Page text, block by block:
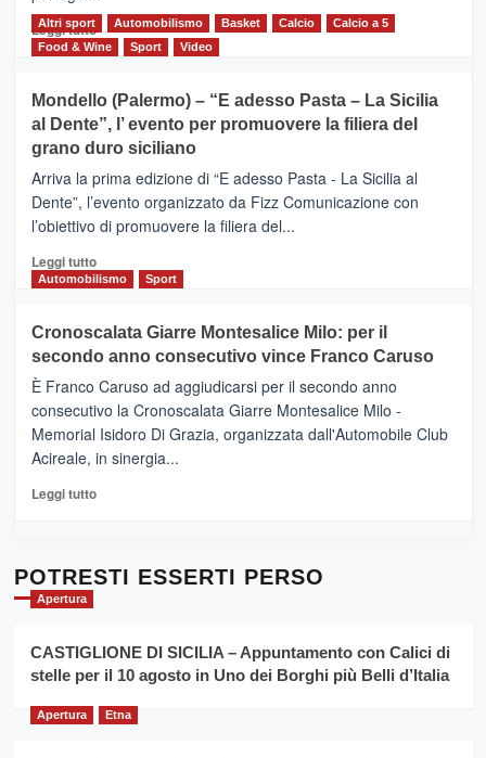
del
territorio,
e
messaggi
di
Leggi tuttoLeggi
di
CASTIGLIONE
DI
SICILIA
(Ct)
–
Il
Borgo
Gusto,
il
tra
sapori
vicoli
medievali
Altri sport Automobilismo Basket Calcio
Calcio a 5
Food & Wine
Sport Video
Mondello (Palermo) – “E adesso Pasta – La Sicilia
al Dente”, l’ evento per promuovere la filiera del
grano duro siciliano
Arriva la prima edizione di “E adesso Pasta - La Sicilia al
Dente”, l’evento organizzato da Fizz Comunicazione con
l’obiettivo di promuovere la filiera del...
Leggi tuttoLeggi
di
Mondello
(Palermo)
–
“E
adesso
Pasta
–
Sicilia
l’
evento
la
filiera
grano
Automobilismo Sport
Cronoscalata Giarre Montesalice Milo: per il
secondo anno consecutivo vince Franco Caruso
È Franco Caruso ad aggiudicarsi per il secondo anno
consecutivo la Cronoscalata Giarre Montesalice Milo -
Memorial Isidoro Di Grazia, organizzata dall'Automobile Club
Acireale, in sinergia...
Leggi tuttoLeggi
Cronoscalata
per
il
anno
POTRESTI ESSERTI PERSO
Apertura
CASTIGLIONE DI SICILIA – Appuntamento con Calici di
stelle per il 10 agosto in Uno dei Borghi più Belli d’Italia
Apertura Etna